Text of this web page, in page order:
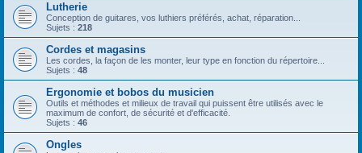
Lutherie
Conception de guitares, vos luthiers préférés, achat, réparation...
Sujets : 218
Cordes et magasins
Les cordes, la façon de les monter, leur type en fonction du répertoire...
Sujets : 48
Ergonomie et bobos du musicien
Outils et méthodes et milieux de travail qui puissent être utilisés avec le
maximum de confort, de sécurité et d'efficacité.
Sujets : 46
Ongles